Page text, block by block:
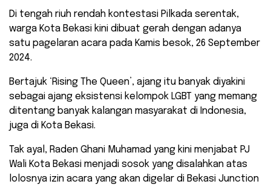
Di tengah riuh rendah kontestasi Pilkada serentak,
warga Kota Bekasi kini dibuat gerah dengan adanya
satu pagelaran acara pada Kamis besok, 26 September
2024.
Bertajuk ‘Rising The Queen’, ajang itu banyak diyakini
sebagai ajang eksistensi kelompok LGBT yang memang
ditentang banyak kalangan masyarakat di Indonesia,
juga di Kota Bekasi.
Tak ayal, Raden Ghani Muhamad yang kini menjabat PJ
Wali Kota Bekasi menjadi sosok yang disalahkan atas
lolosnya izin acara yang akan digelar di Bekasi Junction